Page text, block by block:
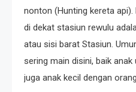
nonton (Hunting kereta
di dekat stasiun rewulu
atau sisi barat Stasiun.
sering main disini, baik
juga anak kecil dengan